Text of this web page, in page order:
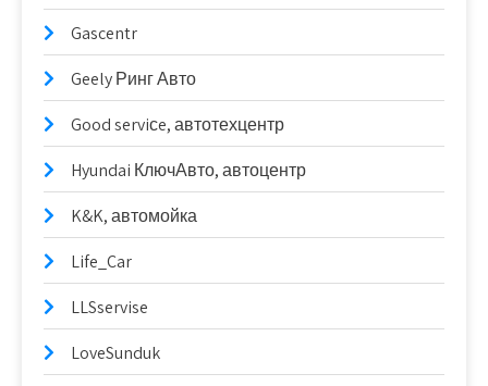
Gascentr
Geely Ринг Авто
Good serviсe, автотехцентр
Hyundai КлючАвто, автоцентр
K&K, автомойка
Life_Car
LLSservise
LoveSunduk